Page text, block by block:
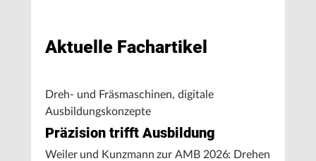
Aktuelle Fachartikel
Dreh- und Fräsmaschinen, digitale
Ausbildungskonzepte
Präzision trifft Ausbildung
Weiler und Kunzmann zur AMB 2026: Drehen